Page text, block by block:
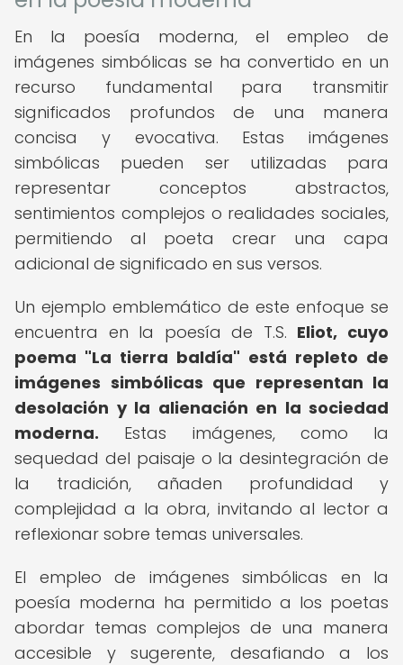
En la poesía moderna, el empleo de
imágenes simbólicas se ha convertido en un
recurso fundamental para transmitir
significados profundos de una manera
concisa y evocativa. Estas imágenes
simbólicas pueden ser utilizadas para
representar conceptos abstractos,
sentimientos complejos o realidades sociales,
permitiendo al poeta crear una capa
adicional de significado en sus versos.
Un ejemplo emblemático de este enfoque se
encuentra en la poesía de T.S. Eliot, cuyo
poema "La tierra baldía" está repleto de
imágenes simbólicas que representan la
desolación y la alienación en la sociedad
moderna. Estas imágenes, como la
sequedad del paisaje o la desintegración de
la tradición, añaden profundidad y
complejidad a la obra, invitando al lector a
reflexionar sobre temas universales.
El empleo de imágenes simbólicas en la
poesía moderna ha permitido a los poetas
abordar temas complejos de una manera
accesible y sugerente, desafiando a los